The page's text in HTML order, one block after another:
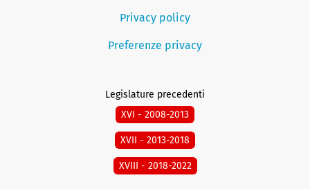
Privacy policy
Preferenze privacy
Legislature precedenti
XVI - 2008-2013
XVII - 2013-2018
XVIII - 2018-2022